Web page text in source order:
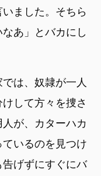
ました。そちら
あ」とバカにし
は、奴隷が一人
して方々を捜さ
が、カターハカ
いるのを見つけ
げずにすぐにバ